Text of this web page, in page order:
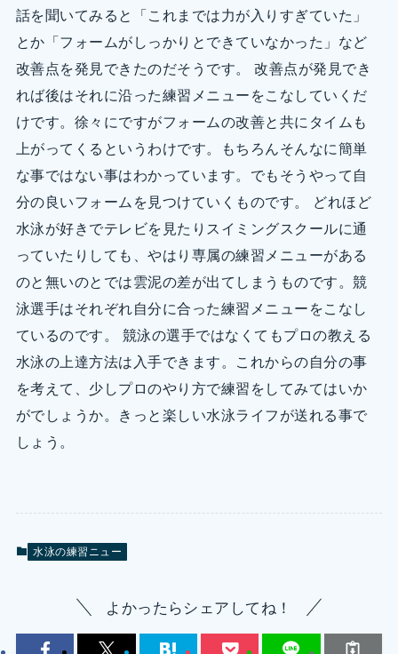
話を聞いてみると「これまでは力が入りすぎていた」
とか「フォームがしっかりとできていなかった」など
改善点を発見できたのだそうです。 改善点が発見でき
れば後はそれに沿った練習メニューをこなしていくだ
けです。徐々にですがフォームの改善と共にタイムも
上がってくるというわけです。もちろんそんなに簡単
な事ではない事はわかっています。でもそうやって自
分の良いフォームを見つけていくものです。 どれほど
水泳が好きでテレビを見たりスイミングスクールに通
っていたりしても、やはり専属の練習メニューがある
のと無いのとでは雲泥の差が出てしまうものです。競
泳選手はそれぞれ自分に合った練習メニューをこなし
ているのです。 競泳の選手ではなくてもプロの教える
水泳の上達方法は入手できます。これからの自分の事
を考えて、少しプロのやり方で練習をしてみてはいか
がでしょうか。きっと楽しい水泳ライフが送れる事で
しょう。
水泳の練習ニュー
よかったらシェアしてね！